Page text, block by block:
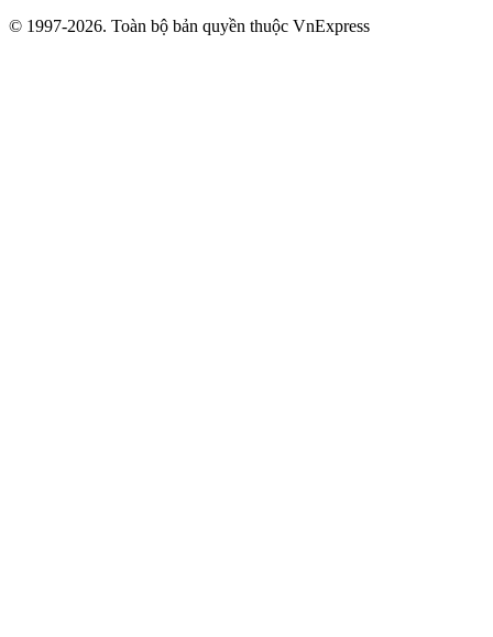
© 1997-2026. Toàn bộ bản quyền thuộc VnExpress